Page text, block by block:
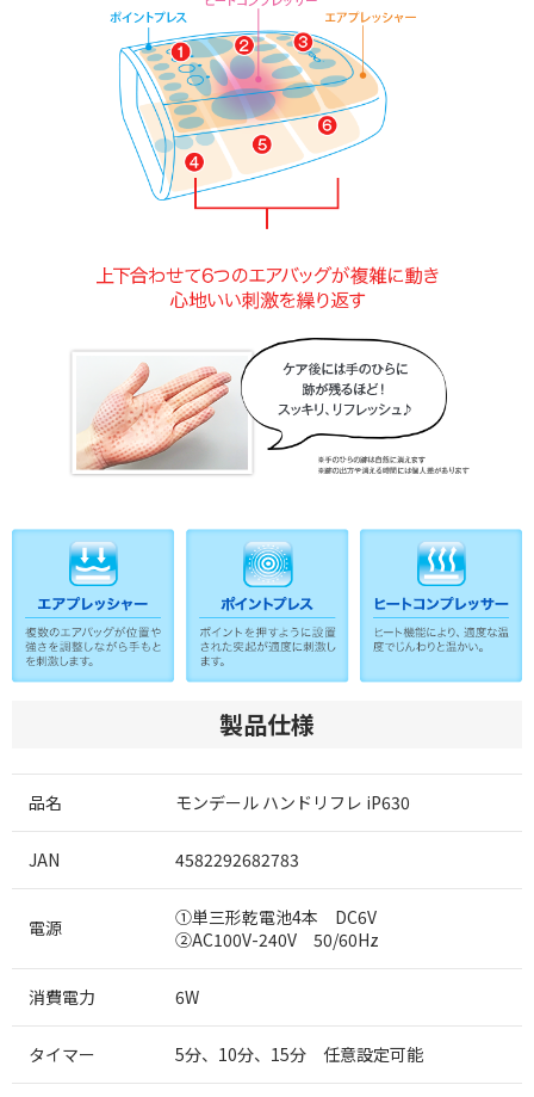
製品仕様
品名 モンデール ハンドリフレ iP630
JAN 4582292682783
電源
①単三形乾電池4本 DC6V
②AC100V-240V 50/60Hz
消費電力 6W
タイマー 5分、10分、15分 任意設定可能